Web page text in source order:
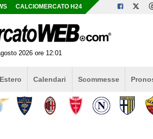
CALCIOMERCATO H24
2026 ore 12:01
Calendari Scommesse